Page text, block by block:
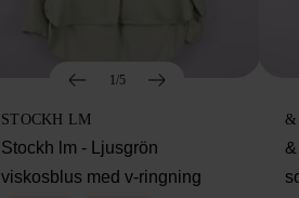
1/5
STOCKH LM
Stockh lm - Ljusgrön
viskosblus med v-ringning
&